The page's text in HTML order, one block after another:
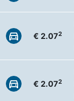
€ 2.072
€ 2.072